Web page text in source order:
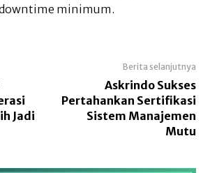
minimum.
Jadi
Berita selanjutnya
Askrindo Sukses
Pertahankan Sertifikasi
Sistem Manajemen
Mutu